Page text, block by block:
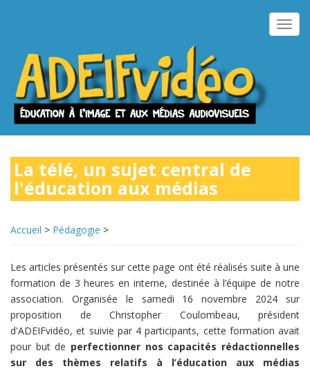
principal
La télé, un sujet central de
l'éducation aux médias
Accueil > Pédagogie >
Les articles présentés sur cette page ont été réalisés suite à une
formation de 3 heures en interne, destinée à l’équipe de notre
association. Organisée le samedi 16 novembre 2024 sur
proposition de Christopher Coulombeau, président
d'ADEIFvidéo, et suivie par 4 participants, cette formation avait
pour but de perfectionner nos capacités rédactionnelles
sur des thèmes relatifs à l’éducation aux médias